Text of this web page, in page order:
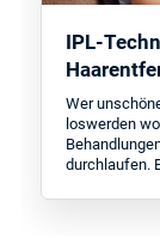
IPL-
Wer
loswerden
durchlaufen.